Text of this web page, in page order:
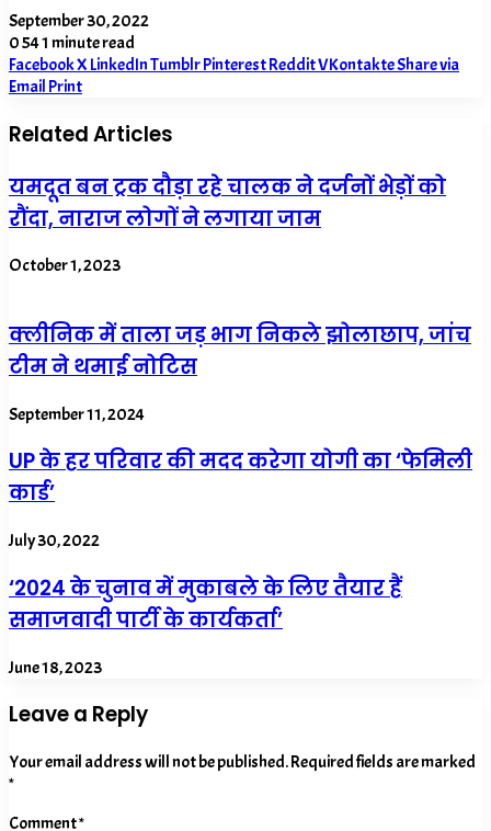
September 30, 2022
0541 minute read
FacebookXLinkedInTumblrPinterestRedditVKontakteShare via
Email Print
Related Articles
यमदूत बन ट्रक दौड़ा रहे चालक ने दर्जनों भेड़ों को
रौंदा, नाराज लोगों ने लगाया जाम
October 1, 2023
क्लीनिक में ताला जड़ भाग निकले झोलाछाप, जांच
टीम ने थमाई नोटिस
September 11, 2024
UP के हर परिवार की मदद करेगा योगी का ‘फेमिली
कार्ड’
July 30, 2022
‘2024 के चुनाव में मुकाबले के लिए तैयार हैं
समाजवादी पार्टी के कार्यकर्ता’
June 18, 2023
Leave a Reply
Your email address will not be published.Required fields are marked
*
Comment*